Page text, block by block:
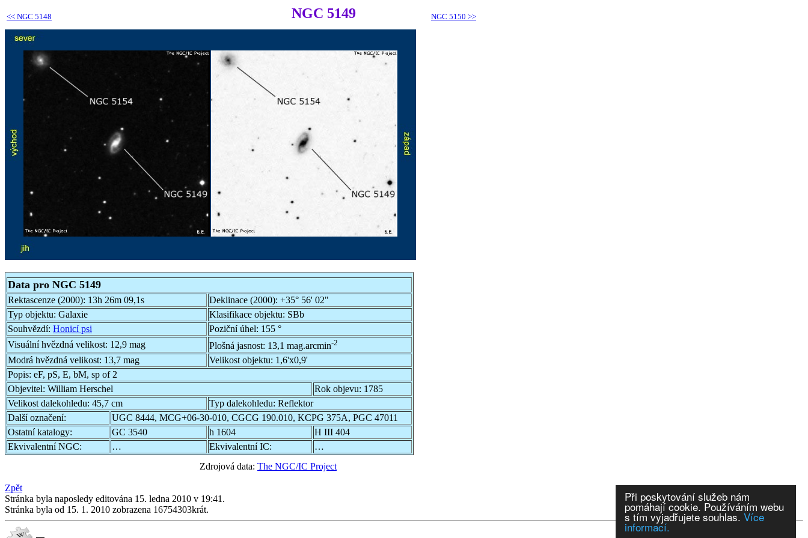
Při poskytování služeb nám
pomáhají cookie. Používáním webu
s tím vyjadřujete souhlas. Více
informací.
<< NGC 5148 NGC 5149 NGC 5150 >>
Data pro NGC 5149
Rektascenze (2000): 13h 26m 09,1s Deklinace (2000): +35° 56' 02"
Typ objektu: Galaxie Klasifikace objektu: SBb
Souhvězdí: Honicí psi Poziční úhel: 155 °
Visuální hvězdná velikost: 12,9 mag Plošná jasnost: 13,1 mag.arcmin-2
Modrá hvězdná velikost: 13,7 mag Velikost objektu: 1,6'x0,9'
Popis: eF, pS, E, bM, sp of 2
Objevitel: William Herschel Rok objevu: 1785
Velikost dalekohledu: 45,7 cm Typ dalekohledu: Reflektor
Další označení:
UGC 8444, MCG+06-30-010, CGCG 190.010, KCPG 375A, PGC 47011
Ostatní katalogy:
GC 3540 h 1604
H III 404
Ekvivalentní NGC:
… Ekvivalentní IC:
…
Zdrojová data: The NGC/IC Project
Zpět
Stránka byla naposledy editována 15. ledna 2010 v 19:41.
Stránka byla od 15. 1. 2010 zobrazena 16754303krát.